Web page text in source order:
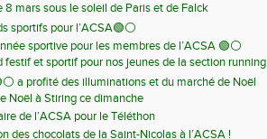
8 mars sous le soleil de Paris et de Falck
sportifs pour l’ACSA🟢⚪️
sportive pour les membres de l’ACSA 🟢⚪️
festif et sportif pour nos jeunes de la section running
a profité des illuminations et du marché de Noël
Noël à Stiring ce dimanche
de l’ACSA pour le Téléthon
des chocolats de la Saint-Nicolas à l’ACSA !